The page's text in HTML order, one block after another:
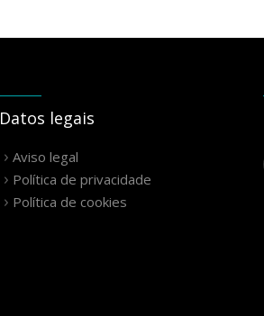
Datos legais
Aviso legal
Política de privacidade
Política de cookies